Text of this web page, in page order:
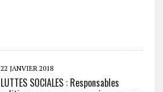
22 JANVIER 2018
LUTTES SOCIALES : Responsables